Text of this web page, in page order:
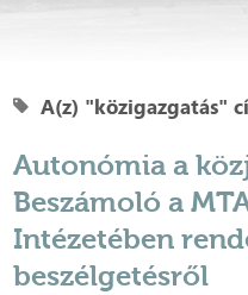
A(z) "közigazgatás"
Autonómia a
Beszámoló a
Intézetében
beszélgetésről